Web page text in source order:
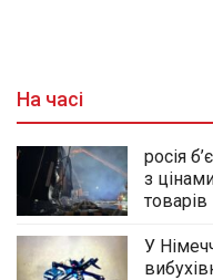
На часі
росія
з
товарів
У